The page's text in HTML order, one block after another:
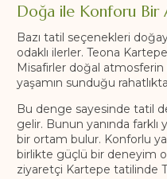
Doğa ile Konforu Bir
Bazı tatil seçenekleri
odaklı ilerler. Teona
Misafirler doğal atmosferin
yaşamın sunduğu
Bu denge sayesinde tatil
gelir. Bunun yanında
bir ortam bulur. Konforlu
birlikte güçlü bir deneyim
ziyaretçi Kartepe tatilinde